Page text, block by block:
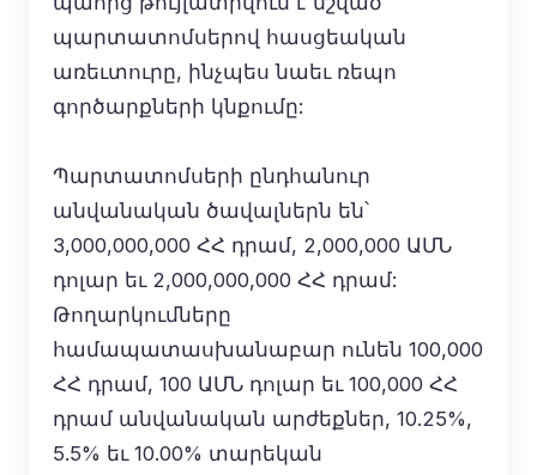
պարտատոմսերով հասցեական
առեւտուրը, ինչպես նաեւ ռեպո
գործարքների կնքումը:
Պարտատոմսերի ընդհանուր
անվանական ծավալներն են՝
3,000,000,000 ՀՀ դրամ, 2,000,000 ԱՄՆ
դոլար եւ 2,000,000,000 ՀՀ դրամ:
Թողարկումները
համապատասխանաբար ունեն 100,000
ՀՀ դրամ, 100 ԱՄՆ դոլար եւ 100,000 ՀՀ
դրամ անվանական արժեքներ, 10.25%,
5.5% եւ 10.00% տարեկան